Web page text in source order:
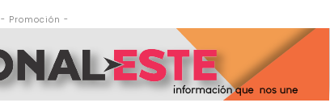
- Promoción -